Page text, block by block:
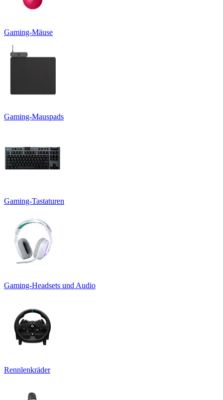
Gaming-Mäuse
Gaming-Mauspads
Gaming-Tastaturen
Gaming-Headsets und Audio
Rennlenkräder